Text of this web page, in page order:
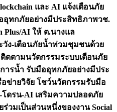
และ AI แจ้งเตือนภัย
ทกภัยอย่างมีประสิทธิภาพวช.
Plus/AI ให้ ต.นางแล
วัง-เตือนภัยน้ำท่วมชุมชนด้วย
ติดตามนวัตกรรมระบบเตือนภัย
ารน้ำ รับมืออุทกภัยอย่างมีประ
อข่ายวิจัย โชว์นวัตกรรมรับมือ
ดรน-AI เสริมความปลอดภัย
วมเป็นส่วนหนึ่งของงาน Social